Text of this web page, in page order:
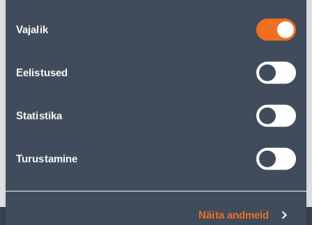
valik
Vajalik
Eelistused
Statistika
Turustamine
Näita andmeid
Spetsifikatsioon
Transport